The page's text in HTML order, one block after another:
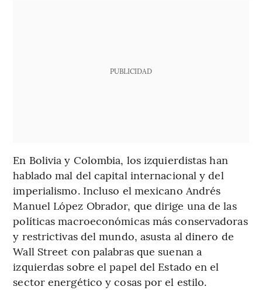
PUBLICIDAD
En Bolivia y Colombia, los izquierdistas han
hablado mal del capital internacional y del
imperialismo. Incluso el mexicano Andrés
Manuel López Obrador, que dirige una de las
políticas macroeconómicas más conservadoras
y restrictivas del mundo, asusta al dinero de
Wall Street con palabras que suenan a
izquierdas sobre el papel del Estado en el
sector energético y cosas por el estilo.